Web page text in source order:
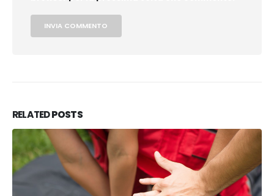
RELATEDPOSTS